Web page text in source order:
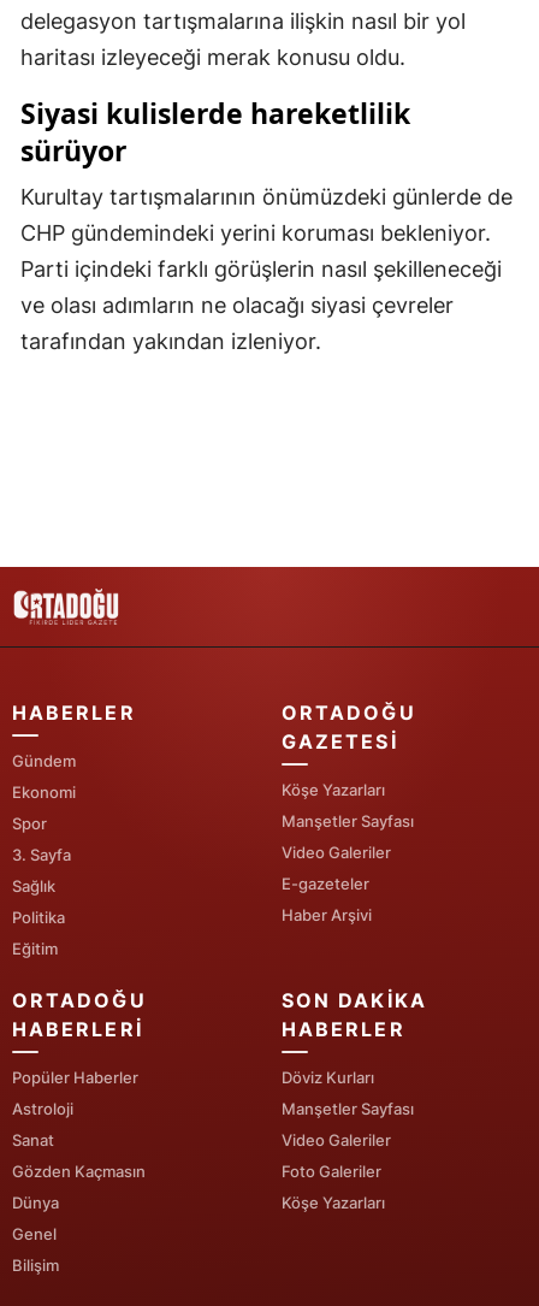
Trabzon
Tunceli
Şanlıurfa
Van
Yozgat
Zonguldak
Batman
Ardahan
Iğdır
Yalova
Karabük
Kilis
Düzce
delegasyon tartışmalarına ilişkin nasıl bir yol
haritası izleyeceği merak konusu oldu.
Siyasi kulislerde hareketlilik
sürüyor
Kurultay tartışmalarının önümüzdeki günlerde de
CHP gündemindeki yerini koruması bekleniyor.
Parti içindeki farklı görüşlerin nasıl şekilleneceği
ve olası adımların ne olacağı siyasi çevreler
tarafından yakından izleniyor.
HABERLER
Gündem
Ekonomi
Spor
3. Sayfa
Sağlık
Politika
Eğitim
ORTADOĞU
GAZETESI
Köşe Yazarları
Manşetler Sayfası
Video Galeriler
E-gazeteler
Haber Arşivi
ORTADOĞU
HABERLERI
Popüler Haberler
Astroloji
Sanat
Gözden Kaçmasın
Dünya
Genel
Bilişim
SON DAKIKA
HABERLER
Döviz Kurları
Manşetler Sayfası
Video Galeriler
Foto Galeriler
Köşe Yazarları